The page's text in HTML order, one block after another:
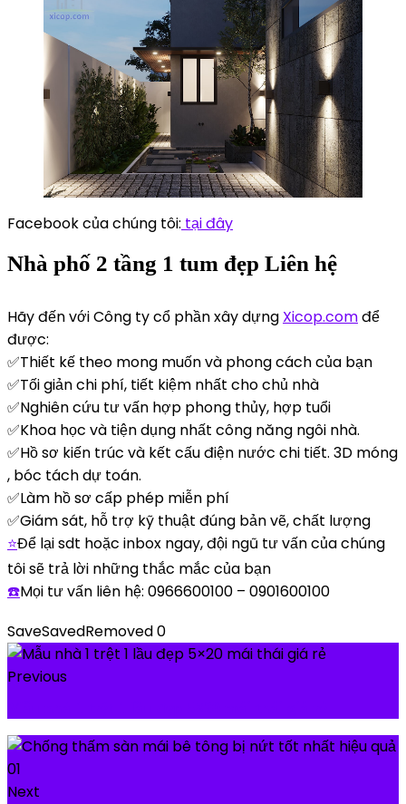
Facebook của chúng tôi: tại đây
Nhà phố 2 tầng 1 tum đẹp Liên hệ
Hãy đến với Công ty cổ phần xây dựng Xicop.comđể
được:
✅Thiết kế theo mong muốn và phong cách của bạn
✅Tối giản chi phí, tiết kiệm nhất cho chủ nhà
✅Nghiên cứu tư vấn hợp phong thủy, hợp tuổi
✅Khoa học và tiện dụng nhất công năng ngôi nhà.
✅Hồ sơ kiến trúc và kết cấu điện nước chi tiết. 3D móng
, bóc tách dự toán.
✅Làm hồ sơ cấp phép miễn phí
✅Giám sát, hỗ trợ kỹ thuật đúng bản vẽ, chất lượng
⭐Để lại sdt hoặc inbox ngay, đội ngũ tư vấn của chúng
tôi sẽ trả lời những thắc mắc của bạn
☎️Mọi tư vấn liên hệ: 0966600100 – 0901600100
SaveSavedRemoved0
Previous
Next